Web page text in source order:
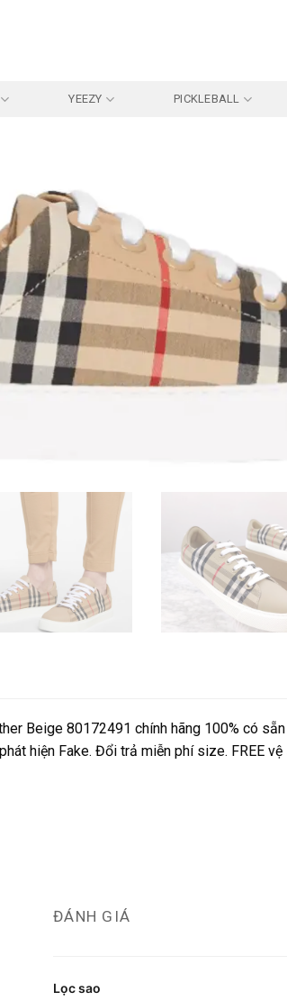
YEEZY PICKLEBALL
Beige 80172491 chính hãng 100% có
hiện Fake. Đổi trả miễn phí size. FREE
ĐÁNH GIÁ
Lọc sao